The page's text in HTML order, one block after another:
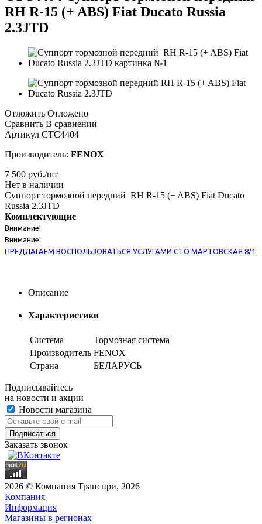
RH R-15 (+ ABS) Fiat Ducato Russia
2.3JTD
Отложить Отложено
Сравнить В сравнении
Артикул CTC4404
Производитель: FENOX
7 500 руб./шт
Нет в наличии
Суппорт тормозной передний RH R-15 (+ ABS) Fiat Ducato
Russia 2.3JTD
Комплектующие
Внимание!
Внимание!
ПРЕДЛАГАЕМ ВОСПОЛЬЗОВАТЬСЯ УСЛУГАМИ СТО МАРТОВСКАЯ 8/1
Описание
Характеристики
Система
Тормозная система
Производитель FENOX
Страна
БЕЛАРУСЬ
Подписывайтесь
на новости и акции
Новости магазина
Заказать звонок
2026 © Компания Транспри, 2026
Компания
Информация
Магазины в регионах